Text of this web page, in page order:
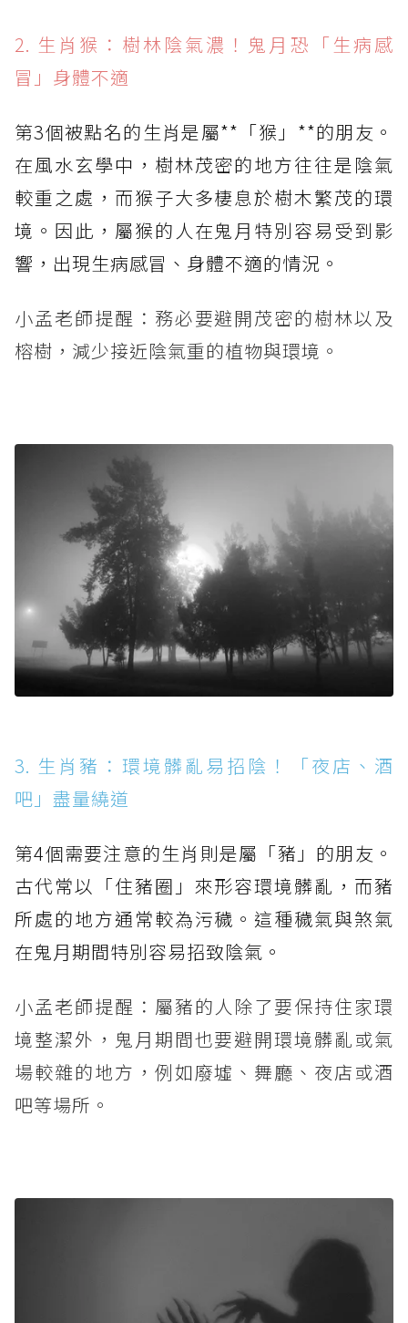
2. 生肖猴：樹林陰氣濃！鬼月恐「生病感
冒」身體不適
第3個被點名的生肖是屬**「猴」**的朋友。
在風水玄學中，樹林茂密的地方往往是陰氣
較重之處，而猴子大多棲息於樹木繁茂的環
境。因此，屬猴的人在鬼月特別容易受到影
響，出現生病感冒、身體不適的情況。
小孟老師提醒：務必要避開茂密的樹林以及
榕樹，減少接近陰氣重的植物與環境。
3. 生肖豬：環境髒亂易招陰！「夜店、酒
吧」盡量繞道
第4個需要注意的生肖則是屬「豬」的朋友。
古代常以「住豬圈」來形容環境髒亂，而豬
所處的地方通常較為污穢。這種穢氣與煞氣
在鬼月期間特別容易招致陰氣。
小孟老師提醒：屬豬的人除了要保持住家環
境整潔外，鬼月期間也要避開環境髒亂或氣
場較雜的地方，例如廢墟、舞廳、夜店或酒
吧等場所。